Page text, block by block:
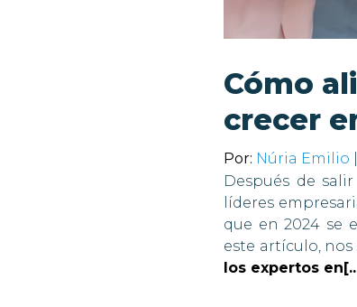
Cómo
crecer
Por: Núria Emilio
Después de
líderes
que en 2024 se
este artículo,
los expertos